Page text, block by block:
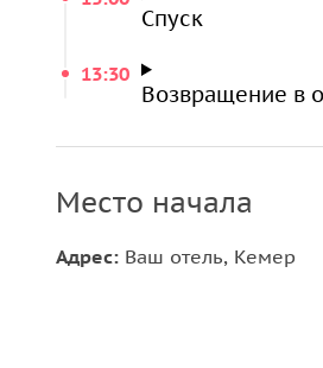
Спуск
13:30
Возвращение в
Место начала
Адрес: Ваш отель, Кемер